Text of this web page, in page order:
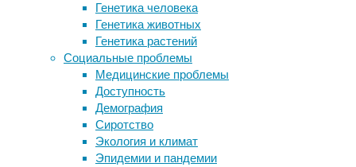
Генетика человека
Генетика животных
Генетика растений
Социальные проблемы
Медицинские проблемы
Доступность
Демография
Сиротство
Экология и климат
Эпидемии и пандемии
опасных
бактерий.
Исследователи
представили
свою
работу
журнале
Science.